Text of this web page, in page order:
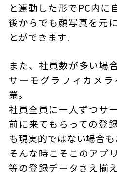
と連動した形でPC内に
後からでも顔写真を元
とができます。
また、社員数が多い場
サーモグラフィカメ
業。
社員全員に一人ずつサ
前に来てもらっての登
も現実的ではない場合も
そんな時こそこのアプ
等の登録データさえ揃